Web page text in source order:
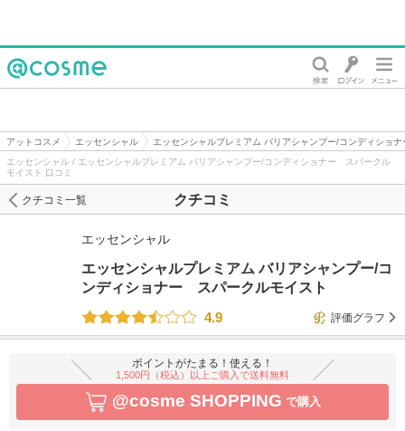
アットコスメ エッセンシャル
エッセンシャルプレミアム バリアシャンプー/コンディショ
エッセンシャル / エッセンシャルプレミアム バリアシャンプー/コンディショナー スパークル
モイスト 口コミ
クチコミ
クチコミ一覧
エッセンシャル
エッセンシャルプレミアム バリアシャンプー/コ
ンディショナー スパークルモイスト
4.9
評価グラフ
ポイントがたまる！使える！
1,500円（税込）以上ご購入で送料無料
@cosme SHOPPING で購入